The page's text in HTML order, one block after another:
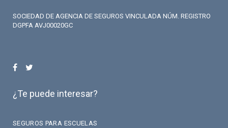
SOCIEDAD DE AGENCIA DE SEGUROS VINCULADA NÚM. REGISTRO
DGPFA AVJ00020GC
¿Te puede interesar?
SEGUROS PARA ESCUELAS